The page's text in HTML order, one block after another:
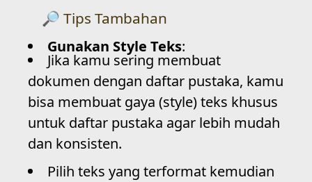
Tips Tambahan
Gunakan Style Teks:
Jika kamu sering membuat
dokumen dengan daftar pustaka, kamu
bisa membuat gaya (style) teks khusus
untuk daftar pustaka agar lebih mudah
dan konsisten.
Pilih teks yang terformat kemudian